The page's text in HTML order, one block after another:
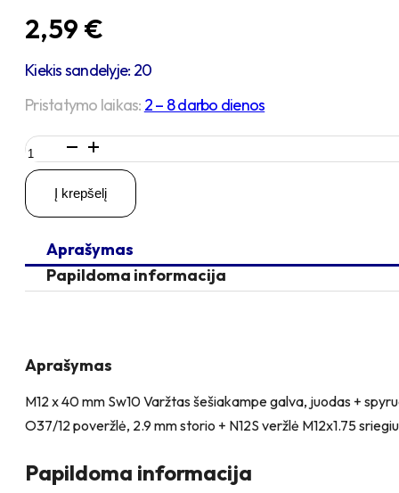
2,59 €
Kiekis sandelyje: 20
Pristatymo laikas: 2 – 8 darbo dienos
produkto
kiekis:
M12
40
Varžtas
šešiakampe
galva
+
poveržlė
+
O37/12
poveržlė
N12S
Veržlė
Į krepšelį
Aprašymas
Papildoma informacija
Aprašymas
M12 x 40 mm Sw10 Varžtas šešiakampe galva, juodas +
O37/12 poveržlė, 2.9 mm storio + N12S veržlė M12x1.75
Papildoma informacija